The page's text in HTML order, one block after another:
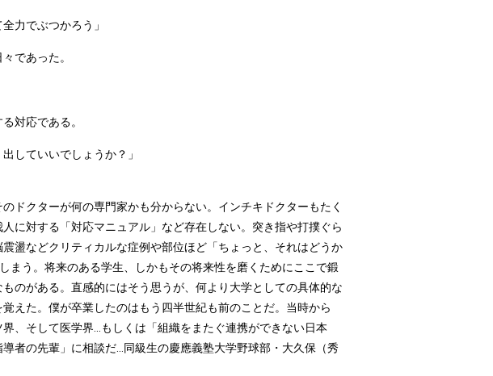
力でぶつかろう」
であった。
対応である。
していいでしょうか？」
ドクターが何の専門家かも分からない。インチキドクターもたく
に対する「対応マニュアル」など存在しない。突き指や打撲ぐら
盪などクリティカルな症例や部位ほど「ちょっと、それはどうか
まう。将来のある学生、しかもその将来性を磨くためにここで鍛
のがある。直感的にはそう思うが、何より大学としての具体的な
えた。僕が卒業したのはもう四半世紀も前のことだ。当時から
、そして医学界...もしくは「組織をまたぐ連携ができない日本
者の先輩」に相談だ...同級生の慶應義塾大学野球部・大久保（秀